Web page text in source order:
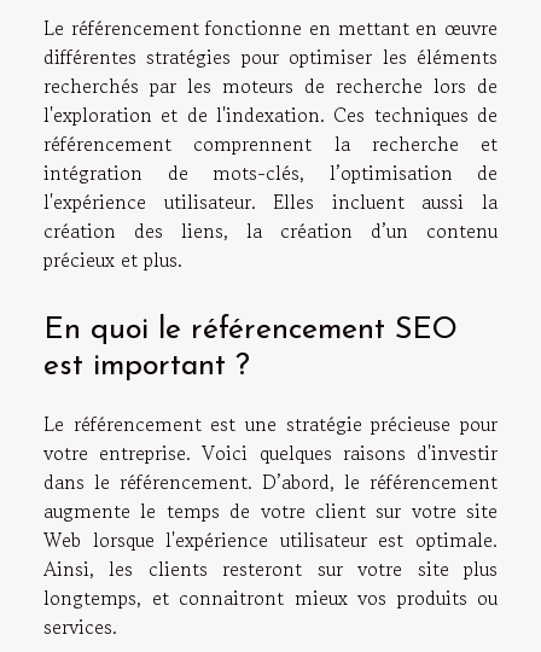
Le référencement fonctionne en mettant en œuvre
différentes stratégies pour optimiser les éléments
recherchés par les moteurs de recherche lors de
l'exploration et de l'indexation. Ces techniques de
référencement comprennent la recherche et
intégration de mots-clés, l’optimisation de
l'expérience utilisateur. Elles incluent aussi la
création des liens, la création d’un contenu
précieux et plus.
En quoi le référencement SEO
est important ?
Le référencement est une stratégie précieuse pour
votre entreprise. Voici quelques raisons d'investir
dans le référencement. D’abord, le référencement
augmente le temps de votre client sur votre site
Web lorsque l'expérience utilisateur est optimale.
Ainsi, les clients resteront sur votre site plus
longtemps, et connaitront mieux vos produits ou
services.